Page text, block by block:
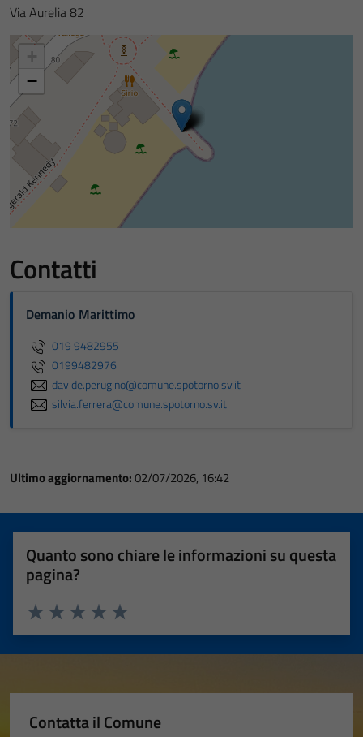
Via Aurelia 82
−
Contatti
Demanio Marittimo
019 9482955
0199482976
davide.perugino@comune.spotorno.sv.it
silvia.ferrera@comune.spotorno.sv.it
Ultimo aggiornamento:02/07/2026, 16:42
Quanto sono chiare le informazioni su questa
pagina?
Valuta 5 stelle su 5
Valuta 4 stelle su 5
Valuta 3 stelle su 5
Valuta 2 stelle su 5
Valuta 1 stelle su 5
Contatta il Comune